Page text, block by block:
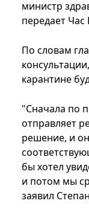
министр
передает Час
По словам
карантине
"Сначала по
отправляет
решение, и
бы хотел
и потом мы
заявил